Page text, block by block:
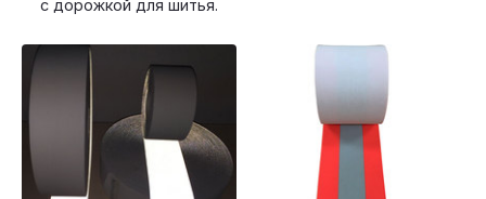
с дорожкой для шитья.